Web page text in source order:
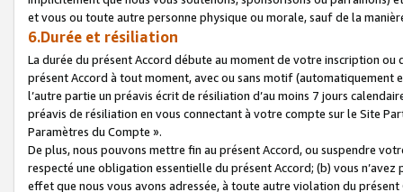
et vous ou toute autre personne physique ou morale, sauf de la
6.Durée et résiliation
La durée du présent Accord débute au moment de votre inscription
présent Accord à tout moment, avec ou sans motif (automatiquement
l’autre partie un préavis écrit de résiliation d’au moins 7 jours
préavis de résiliation en vous connectant à votre compte sur le Site
Paramètres du Compte ».
De plus, nous pouvons mettre fin au présent Accord, ou suspendre
respecté une obligation essentielle du présent Accord; (b) vous
effet que nous vous avons adressée, à toute autre violation du